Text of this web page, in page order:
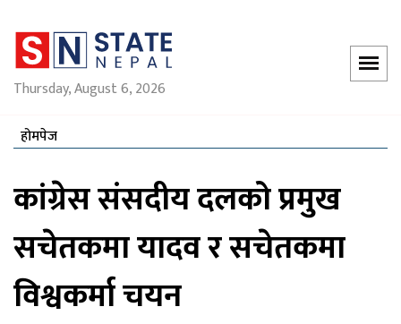
Thursday, August 6, 2026
होमपेज
कांग्रेस संसदीय दलको प्रमुख
सचेतकमा यादव र सचेतकमा
विश्वकर्मा चयन